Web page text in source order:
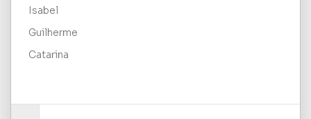
Isabel
Guilherme
Catarina